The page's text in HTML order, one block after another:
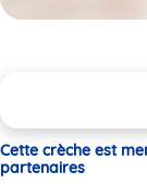
Cette crèche est
partenaires